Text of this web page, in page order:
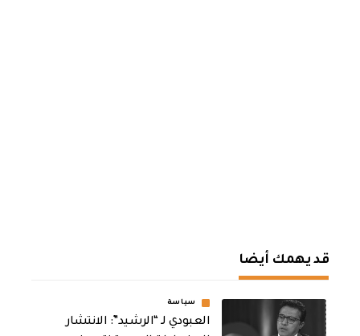
قد يهمك أيضا
سياسة
العبودي لـ “الرشيد”: الانتشار